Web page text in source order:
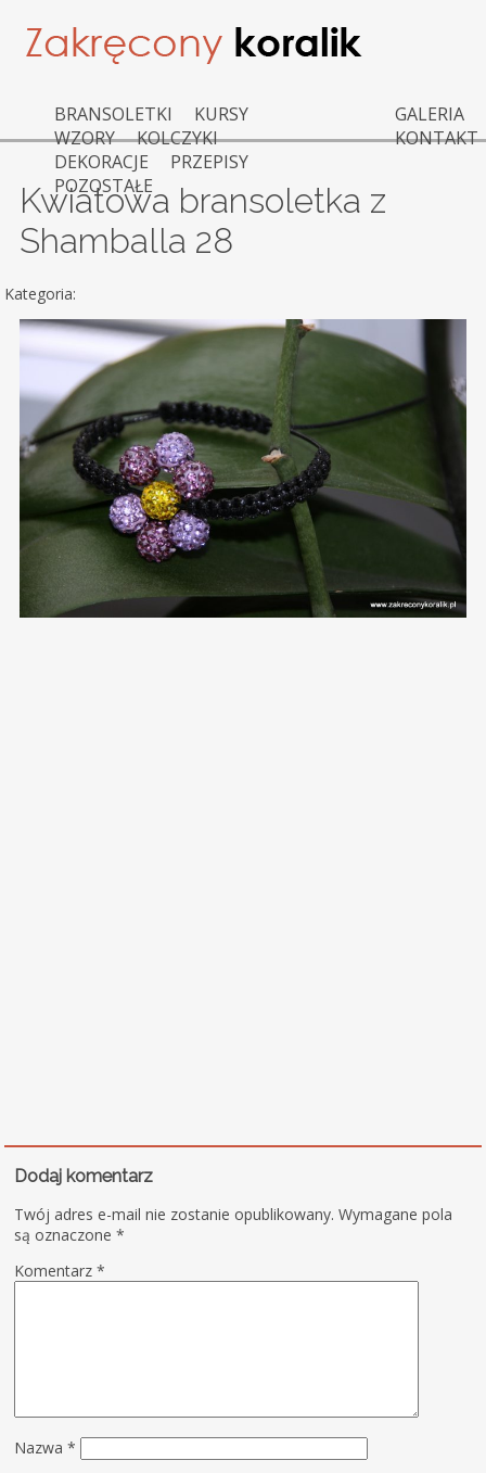
BRANSOLETKI
KURSY
WZORY
KOLCZYKI
DEKORACJE
PRZEPISY
POZOSTAŁE
GALERIA
KONTAKT
Kwiatowa bransoletka z
Shamballa 28
Kategoria:
Dodaj komentarz
Twój adres e-mail nie zostanie opublikowany. Wymagane pola
są oznaczone*
Komentarz*
Nazwa*